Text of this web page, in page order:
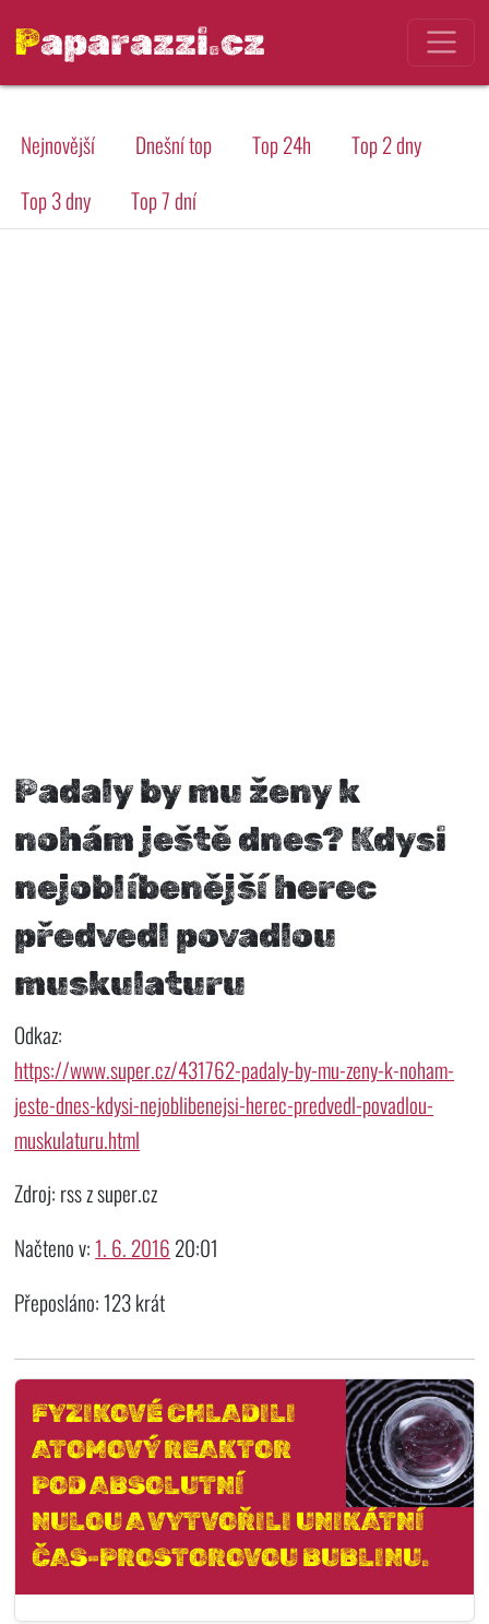
Paparazzi.cz
Nejnovější Dnešní top Top 24h
Top 2 dny
Top 3 dny
Top 7 dní
Padaly by mu ženy k
nohám ještě dnes? Kdysi
nejoblíbenější herec
předvedl povadlou
muskulaturu
Odkaz:
https://www.super.cz/431762-padaly-by-mu-zeny-k-noham-
jeste-dnes-kdysi-nejoblibenejsi-herec-predvedl-povadlou-
muskulaturu.html
Zdroj: rss z super.cz
Načteno v:1. 6. 2016 20:01
Přeposláno: 123 krát
FYZIKOVÉ CHLADILI
ATOMOVÝ REAKTOR
POD ABSOLUTNÍ
NULOU A VYTVOŘILI UNIKÁTNÍ
ČAS-PROSTOROVOU BUBLINU.